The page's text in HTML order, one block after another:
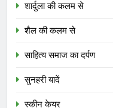
शार्दुला की कलम से
शैल की कलम से
साहित्य समाज का दर्पण
सुनहरी यादें
स्कीन केयर